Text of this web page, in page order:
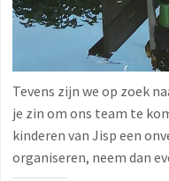
Tevens zijn we op zoek
je zin om ons team te
kinderen van Jisp een
organiseren, neem dan